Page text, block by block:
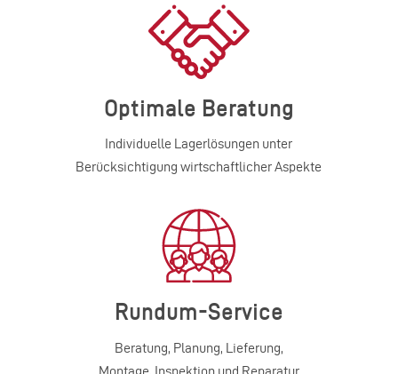
Optimale Beratung
Individuelle Lagerlösungen unter
Berücksichtigung wirtschaftlicher Aspekte
Rundum-Service
Beratung, Planung, Lieferung,
Montage, Inspektion und Reparatur